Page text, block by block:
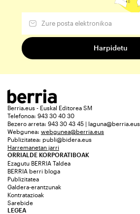
Berria.eus - Euskal Editorea SM
Telefonoa: 943 30 40 30
Bezero arreta: 943 30 43 45 | laguna@berria.eus
Webgunea: webgunea@berria.eus
Publizitatea: publi@bidera.eus
Harremanetan jarri
ORRIALDE KORPORATIBOAK
Ezagutu BERRIA Taldea
BERRIA berri bloga
Publizitatea
Galdera-erantzunak
Kontratazioak
Sarebide
LEGEA